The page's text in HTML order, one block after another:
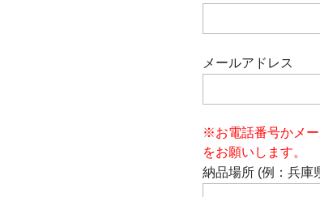
メールアドレス
※お電話番号かメ
をお願いします。
納品場所 (例：兵庫